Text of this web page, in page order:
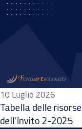
10 Luglio 2026
Tabella delle
dell’Invito 2-2025